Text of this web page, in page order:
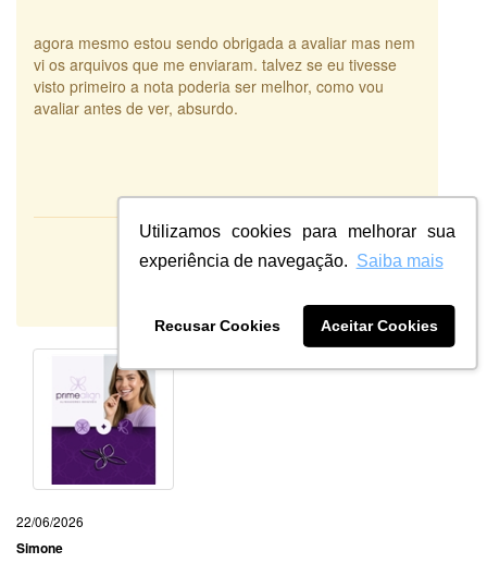
Utilizamos cookies para melhorar sua
experiência de navegação. Saiba mais
Recusar Cookies Aceitar Cookies
agora mesmo estou sendo obrigada a avaliar mas nem
vi os arquivos que me enviaram. talvez se eu tivesse
visto primeiro a nota poderia ser melhor, como vou
avaliar antes de ver, absurdo.
10
Atendimento:
Qualidade:
22/06/2026
Simone